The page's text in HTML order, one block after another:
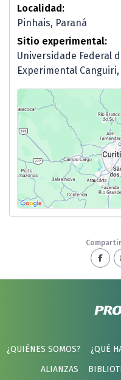
Localidad:
Pinhais, Paraná
Sitio experimental:
Universidade Federal
Experimental Canguiri,
¿QUIÉNES SOMOS? ¿QUÉ
ALIANZAS